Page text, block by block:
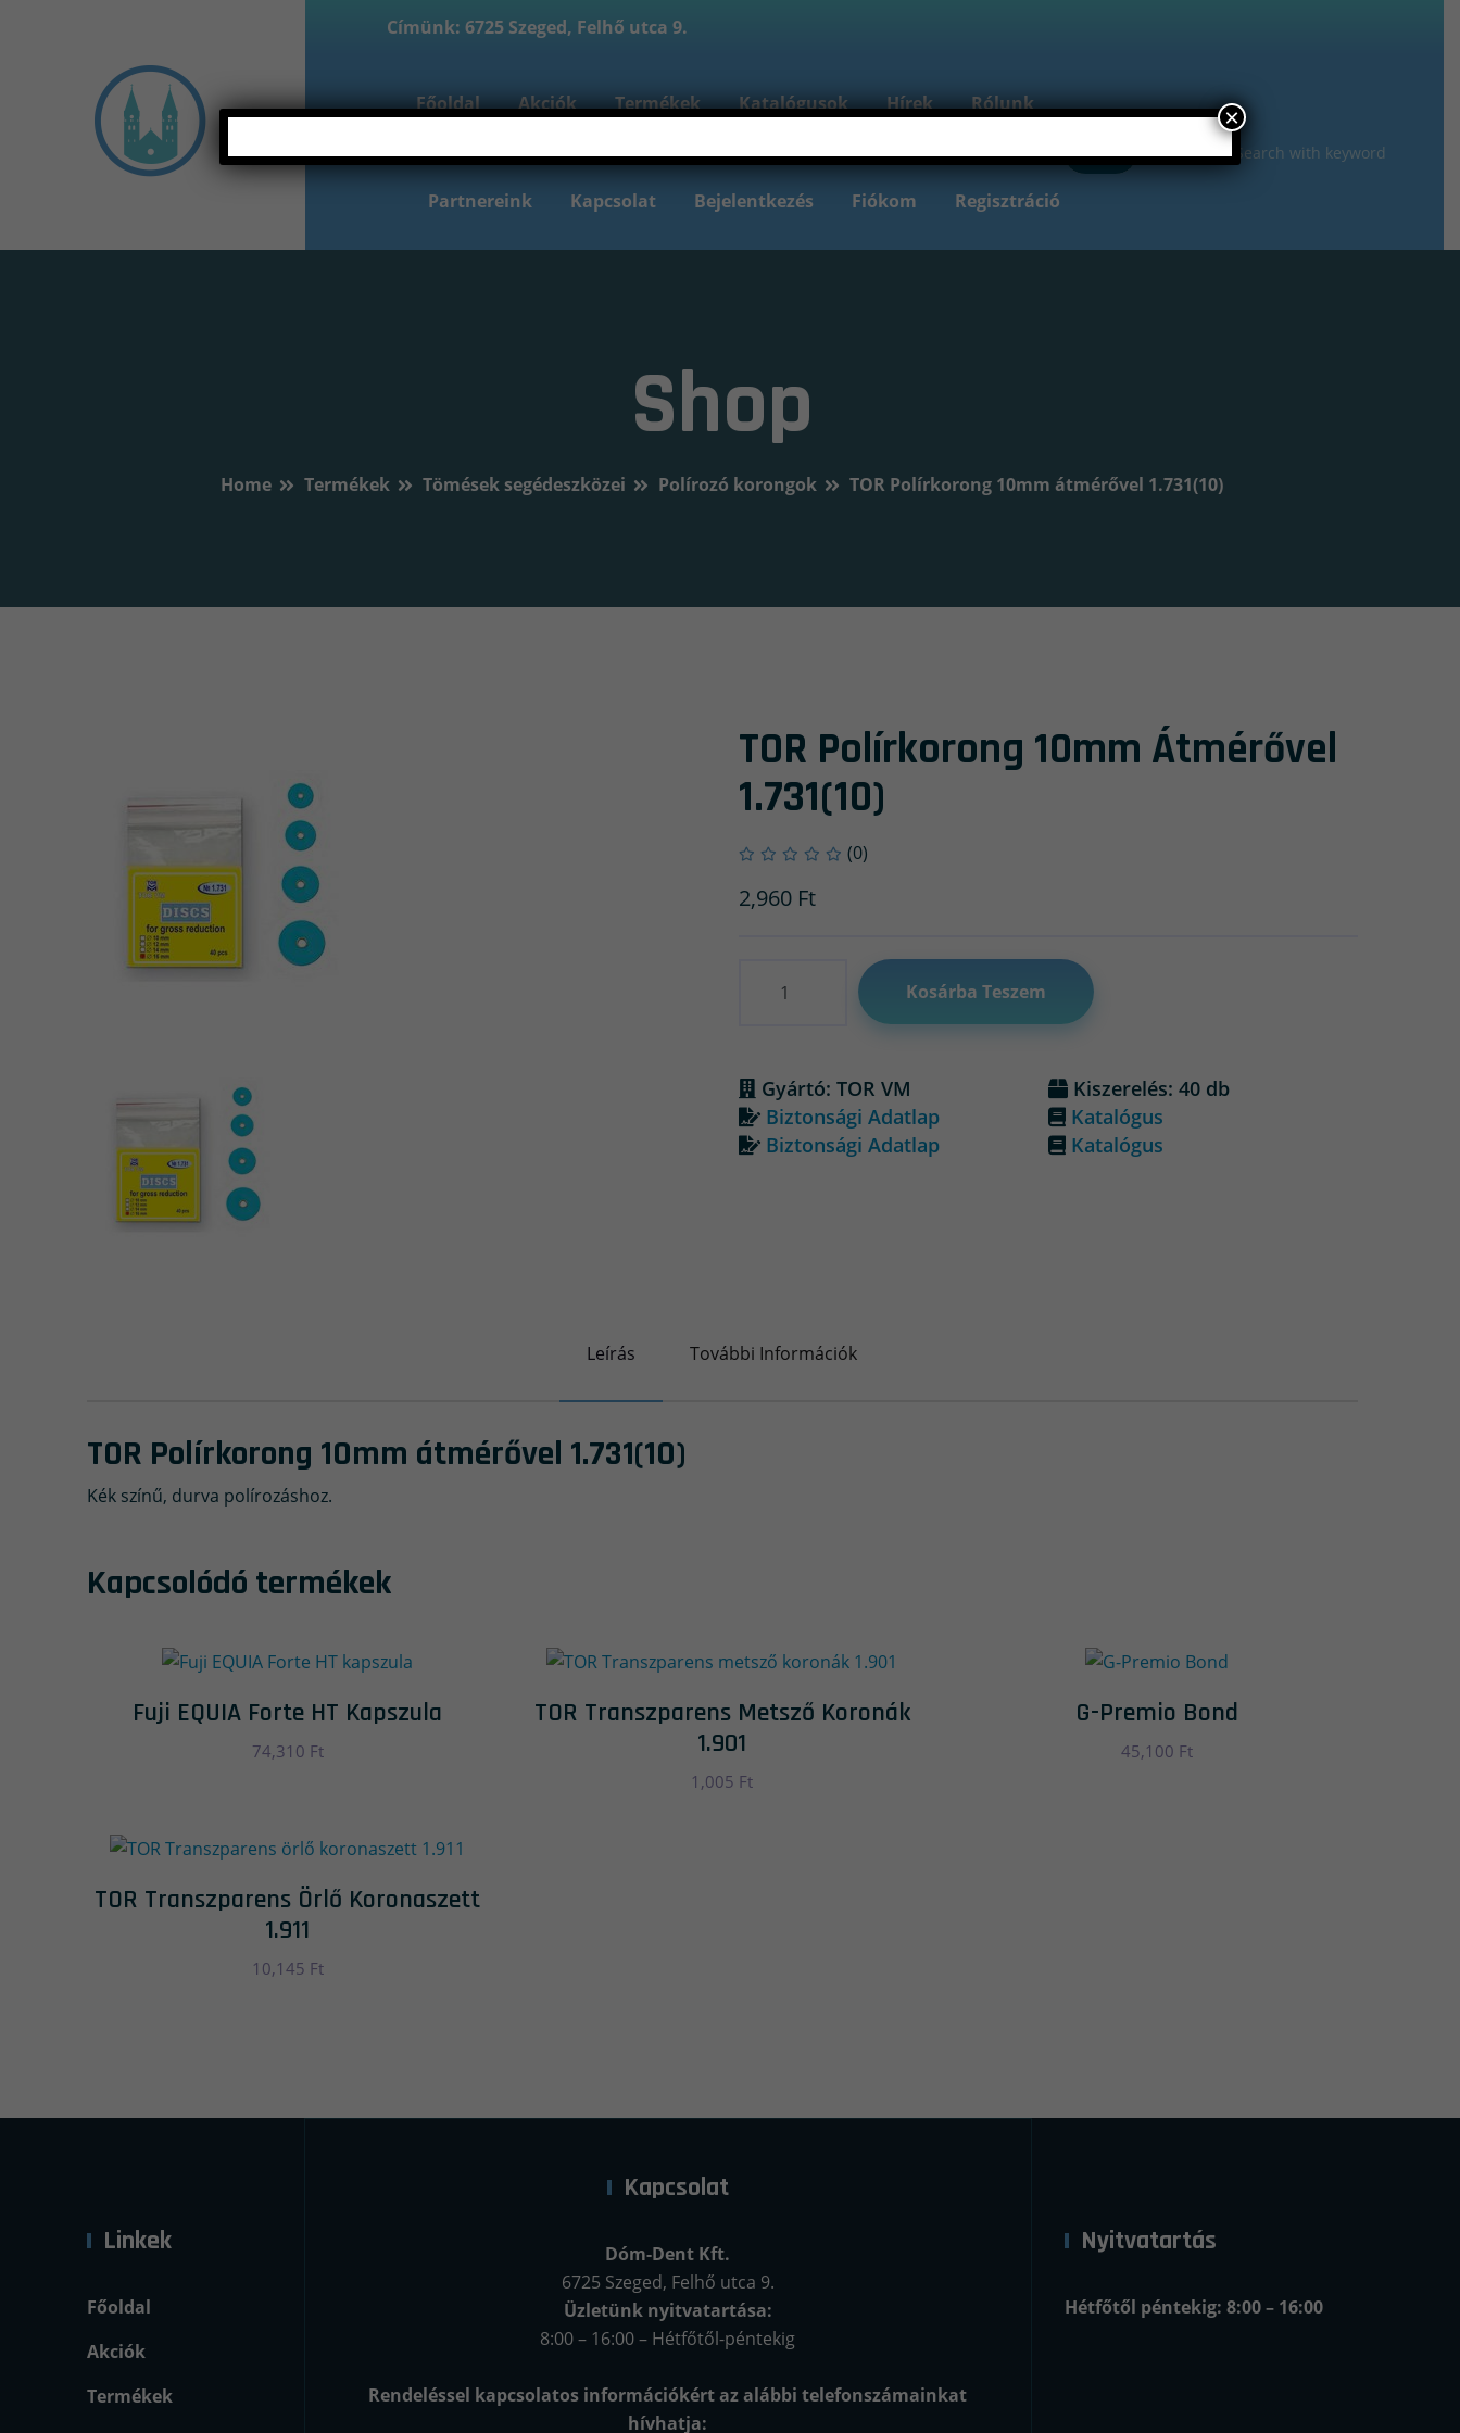
Címünk: 6725 Szeged, Felhő utca 9.
Főoldal Akciók Termékek Katalógusok Hírek Rólunk
Partnereink Kapcsolat Bejelentkezés Fiókom Regisztráció
Shop
Home Termékek Tömések segédeszközei Polírozó korongok TOR Polírkorong 10mm átmérővel 1.731(10)
TOR Polírkorong 10mm Átmérővel
1.731(10)
(0)
2,960 Ft
Kosárba Teszem
Gyártó: TOR VM
Kiszerelés: 40 db
Biztonsági Adatlap
Katalógus
Biztonsági Adatlap
Katalógus
Leírás További Információk
TOR Polírkorong 10mm átmérővel 1.731(10)
Kék színű, durva polírozáshoz.
Kapcsolódó termékek
Fuji EQUIA Forte HT Kapszula
74,310 Ft
TOR Transzparens Metsző Koronák
1.901
1,005 Ft
G-Premio Bond
45,100 Ft
TOR Transzparens Örlő Koronaszett
1.911
10,145 Ft
Linkek
Főoldal
Akciók
Termékek
Kapcsolat
Dóm-Dent Kft.
6725 Szeged, Felhő utca 9.
Üzletünk nyitvatartása:
8:00 – 16:00 – Hétfőtől-péntekig
Rendeléssel kapcsolatos információkért az alábbi telefonszámainkat
hívhatja:
Nyitvatartás
Hétfőtől péntekig: 8:00 – 16:00
×